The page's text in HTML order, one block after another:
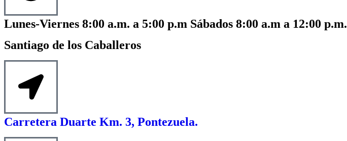
Lunes-Viernes 8:00 a.m. a 5:00 p.m Sábados 8:00 a.m a 12:00 p.m.
Santiago de los Caballeros
Carretera Duarte Km. 3, Pontezuela.